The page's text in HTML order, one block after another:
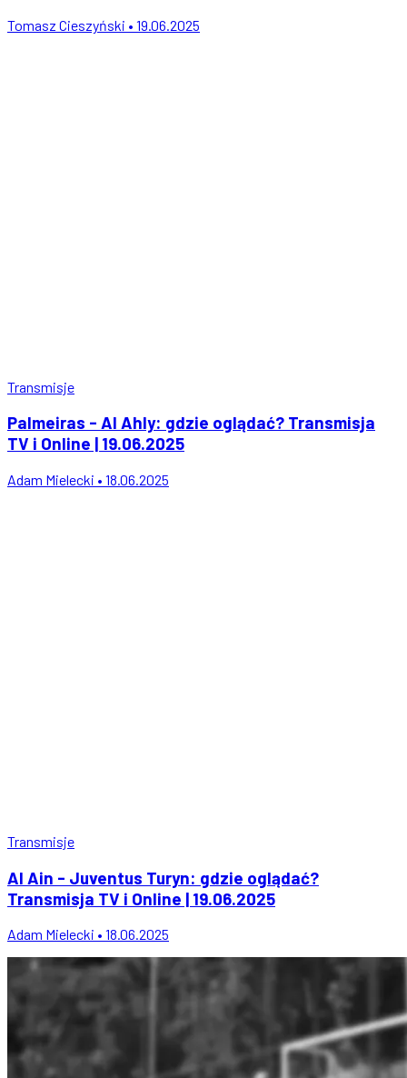
Tomasz Cieszyński • 19.06.2025
Transmisje
Palmeiras - Al Ahly: gdzie oglądać? Transmisja
TV i Online | 19.06.2025
Adam Mielecki • 18.06.2025
Transmisje
Al Ain - Juventus Turyn: gdzie oglądać?
Transmisja TV i Online | 19.06.2025
Adam Mielecki • 18.06.2025